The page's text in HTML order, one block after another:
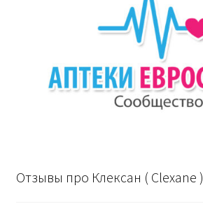
Отзывы про Клексан ( Clexane )